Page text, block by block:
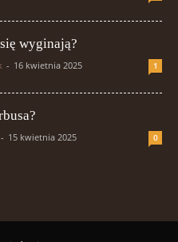
wyginają?
- 16 kwietnia 2025 1
- 15 kwietnia 2025 0